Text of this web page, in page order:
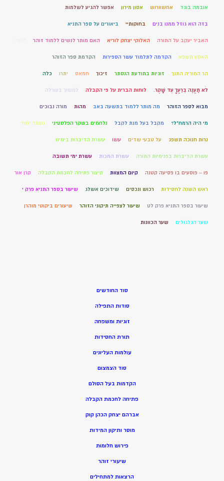
אובמה בוגד אחשוורוש אסון מירון אפשר להגיע לשלמות
בזה הוא גוזל ממנו בנים בחוקותיי ביאורים על ספר התניא
האביר יעקב על התורה האלוקי יצחק לוריא האם מותר לנשים ללמוד זוהר
האסון תשפא הקדמה לתלמוד עשר הספירות הקדמת ספר הזוהר
הר המוריה התנך זוגיות בתודעת הנסתר זיכוך חמאס יתרו כלה
לֹא תַעֲנֶה בְרֵעֲךָ עֵד שָׁקֶר. לוחות הברית על פי הקבלה למשוך בעורלה
מבוא לספר הזוהר מה מותר ללמוד בתשעה באב מהות מורה נבוכים
מי היה הרמח"ל? מקבל בעל מנת לקבל נלחמים בשקר הפלסטיני נעשה יחוד
נרות חנוכה תשפג על טבעי שדים עשו עשרת הדיברות בימינו
עשרת הדיברות בפנימיות התורה עשרת המכות עשרת ימי תשובה
פו – פוסעים בו פסיעה קטנה קיום המצוות קיצור פתיחה לחכמת הקבלה קרן אור
ראש השנה לחסידות רכוש ונכסים שידוכים אשלג שיעור בספר התניא פרק י
שיעור בספר התניא פרק לט שיעור לצפייה תיקוני הזוהר שיעורים ביקוטי מוהרן
שער הגלגולים שער הכוונות
סוד החודשים
סודות התפילה
זוגיות ומשפחה
תורת החסידות
עולמות העליונים
סוד הצמצום
הקדמות בעל הסולם
פתיחה לחכמת הקבלה
אברהם יצחק הכהן קוק
מוסר ותיקון המידות
פירוש חלומות
שיעורי זוהר
הרצאות למתחילים